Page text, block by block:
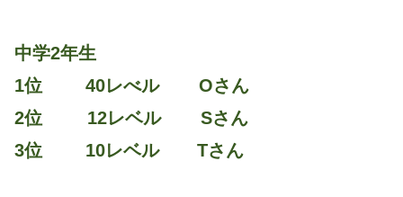
中学2年生
1位 40レべル Oさん
2位 12レベル Sさん
3位 10レベル Tさん